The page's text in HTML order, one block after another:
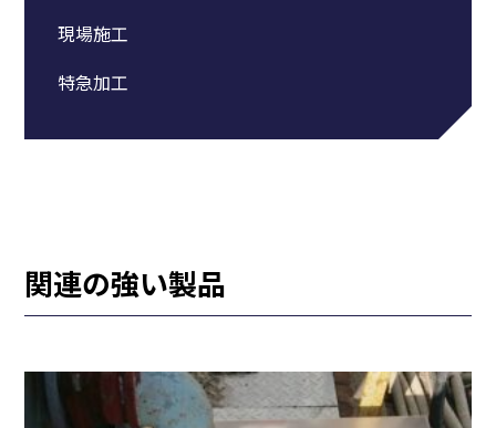
現場施工
特急加工
関連の強い製品